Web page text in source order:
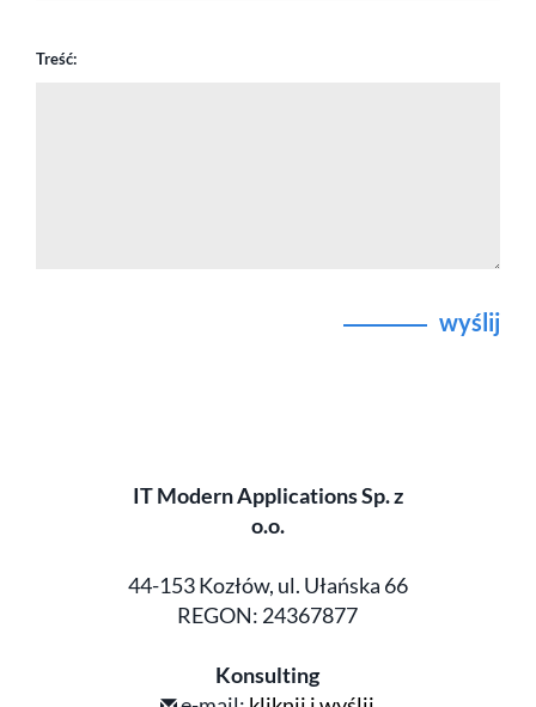
Treść:
wyślij
IT Modern Applications Sp. z
o.o.
44-153 Kozłów, ul. Ułańska 66
REGON: 24367877
Konsulting